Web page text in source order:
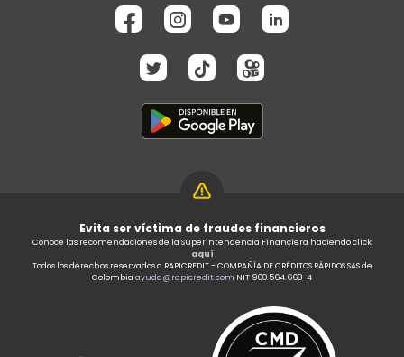
Evita ser víctima de fraudes financieros
Conoce las recomendaciones de la Superintendencia Financiera haciendo click
aquí
Todos los derechos reservados a RAPICREDIT - COMPAÑÍA DE CRÉDITOS RÁPIDOS SAS de
Colombia ayuda@rapicredit.com NIT 900.564.668-4